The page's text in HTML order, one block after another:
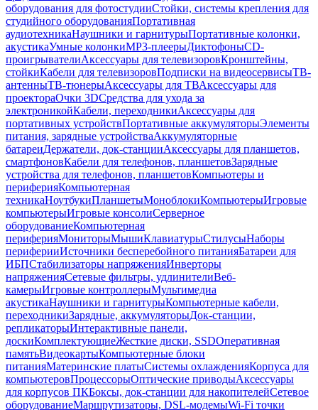
оборудования для фотостудииСтойки, системы крепления для
студийного оборудованияПортативная
аудиотехникаНаушники и гарнитурыПортативные колонки,
акустикаУмные колонкиMP3-плеерыДиктофоныCD-
проигрывателиАксессуары для телевизоровКронштейны,
стойкиКабели для телевизоровПодписки на видеосервисыТВ-
антенныТВ-тюнерыАксессуары для ТВАксессуары для
проектораОчки 3DСредства для ухода за
электроникойКабели, переходникиАксессуары для
портативных устройствПортативные аккумуляторыЭлементы
питания, зарядные устройстваАккумуляторные
батареиДержатели, док-станцииАксессуары для планшетов,
смартфоновКабели для телефонов, планшетовЗарядные
устройства для телефонов, планшетовКомпьютеры и
периферияКомпьютерная
техникаНоутбукиПланшетыМоноблокиКомпьютерыИгровые
компьютерыИгровые консолиСерверное
оборудованиеКомпьютерная
периферияМониторыМышиКлавиатурыСтилусыНаборы
периферииИсточники бесперебойного питанияБатареи для
ИБПСтабилизаторы напряженияИнверторы
напряженияСетевые фильтры, удлинителиВеб-
камерыИгровые контроллерыМультимедиа
акустикаНаушники и гарнитурыКомпьютерные кабели,
переходникиЗарядные, аккумуляторыДок-станции,
репликаторыИнтерактивные панели,
доскиКомплектующиеЖесткие диски, SSDОперативная
памятьВидеокартыКомпьютерные блоки
питанияМатеринские платыСистемы охлажденияКорпуса для
компьютеровПроцессорыОптические приводыАксессуары
для корпусов ПКБоксы, док-станции для накопителейСетевое
оборудованиеМаршрутизаторы, DSL-модемыWi-Fi точки